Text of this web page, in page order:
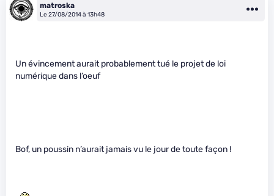
matroska
Le 27/08/2014 à 13h48
Un évincement aurait probablement tué le projet de loi
numérique dans l’oeuf
Bof, un poussin n’aurait jamais vu le jour de toute façon !